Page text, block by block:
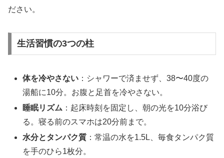
ださい。
生活習慣の3つの柱
体を冷やさない ：シャワーで済ませず、38〜40度の
湯船に10分。お腹と足首を冷やさない。
睡眠リズム ：起床時刻を固定し、朝の光を10分浴び
る。寝る前のスマホは20分前まで。
水分とタンパク質 ：常温の水を1.5L、毎食タンパク質
を手のひら1枚分。